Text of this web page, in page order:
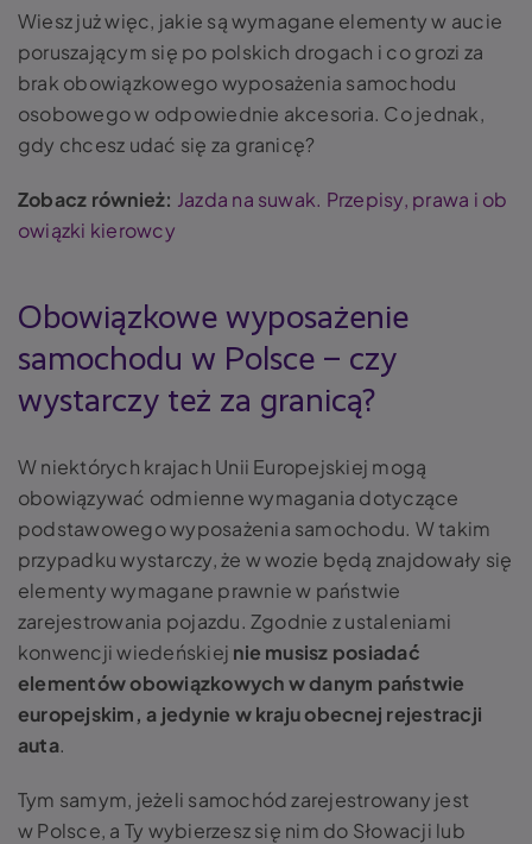
Wiesz już więc, jakie są wymagane elementy w aucie
poruszającym się po polskich drogach i co grozi za
brak obowiązkowego wyposażenia samochodu
osobowego w odpowiednie akcesoria. Co jednak,
gdy chcesz udać się za granicę?
Zobacz również: Jazda na suwak. Przepisy, prawa i ob
owiązki kierowcy
Obowiązkowe wyposażenie
samochodu w Polsce – czy
wystarczy też za granicą?
W niektórych krajach Unii Europejskiej mogą
obowiązywać odmienne wymagania dotyczące
podstawowego wyposażenia samochodu. W takim
przypadku wystarczy, że w wozie będą znajdowały się
elementy wymagane prawnie w państwie
zarejestrowania pojazdu. Zgodnie z ustaleniami
konwencji wiedeńskiej nie musisz posiadać
elementów obowiązkowych w danym państwie
europejskim, a jedynie w kraju obecnej rejestracji
auta.
Tym samym, jeżeli samochód zarejestrowany jest
w Polsce, a Ty wybierzesz się nim do Słowacji lub